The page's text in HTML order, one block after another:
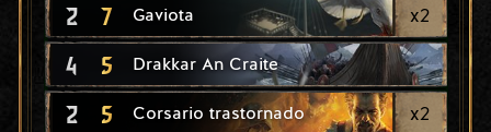
2 7 Gaviota x2
4 5 Drakkar An Craite
2 5 Corsario trastornado x2